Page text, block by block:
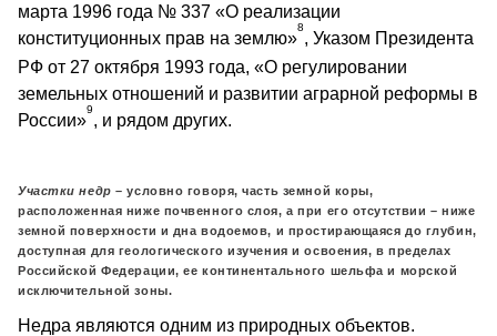
марта 1996 года № 337 «О реализации
конституционных прав на землю»
8
, Указом Президента
РФ от 27 октября 1993 года, «О регулировании
земельных отношений и развитии аграрной реформы в
России»
9
, и рядом других.
Участки недр – условно говоря, часть земной коры,
расположенная ниже почвенного слоя, а при его отсутствии – ниже
земной поверхности и дна водоемов, и простирающаяся до глубин,
доступная для геологического изучения и освоения, в пределах
Российской Федерации, ее континентального шельфа и морской
исключительной зоны.
Недра являются одним из природных объектов.